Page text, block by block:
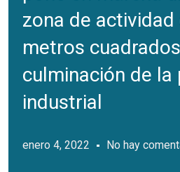
zona de
metros
culminación de
industrial
enero 4, 2022 No hay